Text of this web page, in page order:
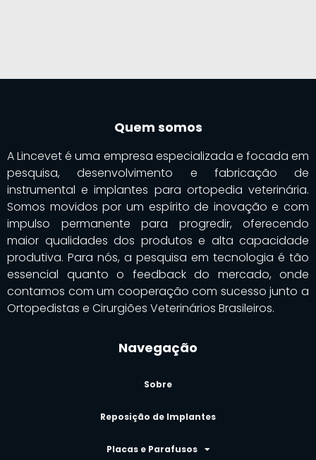
Quem somos
A Lincevet é uma empresa especializada e focada em
pesquisa, desenvolvimento e fabricação de
instrumental e implantes para ortopedia veterinária.
Somos movidos por um espírito de inovação e com
impulso permanente para progredir, oferecendo
maior qualidades dos produtos e alta capacidade
produtiva. Para nós, a pesquisa em tecnologia é tão
essencial quanto o feedback do mercado, onde
contamos com um cooperação com sucesso junto a
Ortopedistas e Cirurgiões Veterinários Brasileiros.
Navegação
Sobre
Reposição de Implantes
Placas e Parafusos